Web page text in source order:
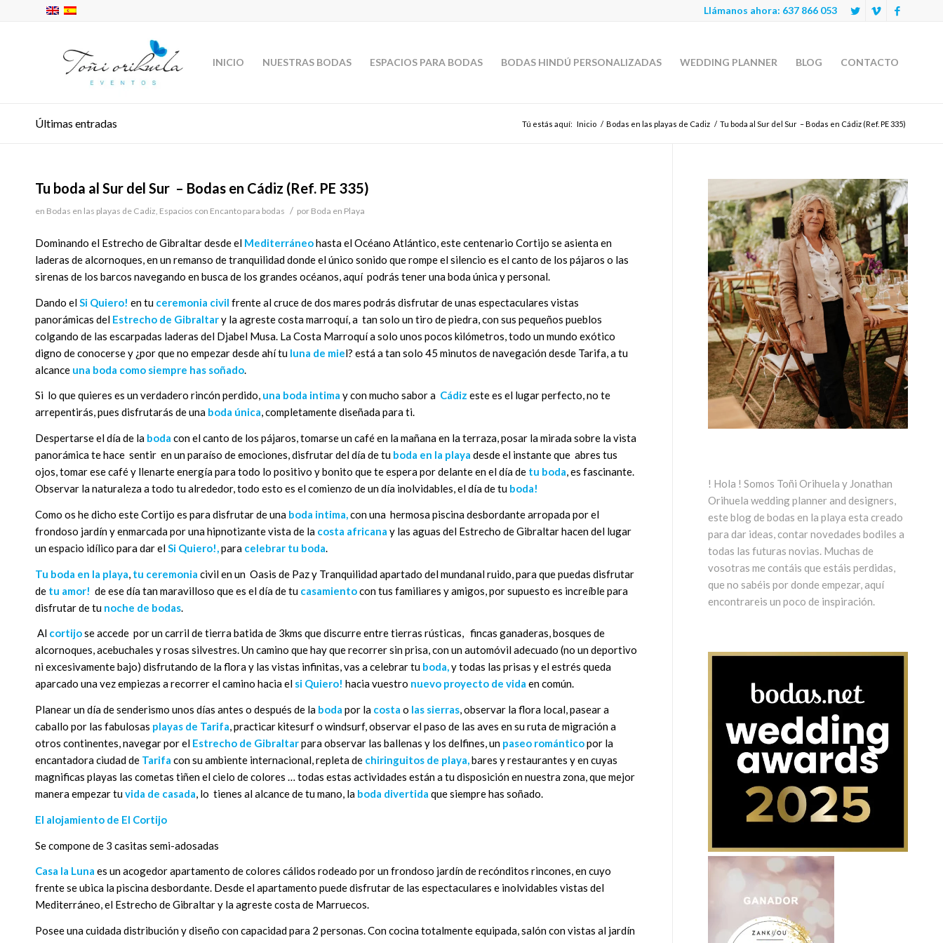
Llámanos ahora: 637 866 053
INICIO NUESTRAS BODAS ESPACIOS PARA BODAS BODAS HINDÚ PERSONALIZADAS WEDDING PLANNER BLOG CONTACTO
Últimas entradas Tú estás aquí: Inicio / Bodas en las playas de Cadiz / Tu boda al Sur del Sur – Bodas en Cádiz (Ref. PE 335)
Tu boda al Sur del Sur – Bodas en Cádiz (Ref. PE 335)
en Bodas en las playas de Cadiz, Espacios con Encanto para bodas / por Boda en Playa
Dominando el Estrecho de Gibraltar desde el Mediterráneohasta el Océano Atlántico, este centenario Cortijo se asienta en
laderas de alcornoques, en un remanso de tranquilidad donde el único sonido que rompe el silencio es el canto de los pájaros o las
sirenas de los barcos navegando en busca de los grandes océanos, aquí podrás tener una boda única y personal.
Dando el Si Quiero! en tu ceremonia civil frente al cruce de dos mares podrás disfrutar de unas espectaculares vistas
panorámicas del Estrecho de Gibraltary la agreste costa marroquí, a tan solo un tiro de piedra, con sus pequeños pueblos
colgando de las escarpadas laderas del Djabel Musa. La Costa Marroquí a solo unos pocos kilómetros, todo un mundo exótico
digno de conocerse y ¿por que no empezar desde ahí tu luna de miel? está a tan solo 45 minutos de navegación desde Tarifa, a tu
alcance una boda como siempre has soñado
Si lo que quieres es un verdadero rincón perdido, una boda intima y con mucho sabor a Cádiz este es el lugar perfecto, no te
arrepentirás, pues disfrutarás de una boda única, completamente diseñada para ti.
Despertarse el día de la boda con el canto de los pájaros, tomarse un café en la mañana en la terraza, posar la mirada sobre la vista
panorámica te hace sentir en un paraíso de emociones, disfrutar del día de tu boda en la playa desde el instante que abres tus
ojos, tomar ese café y llenarte energía para todo lo positivo y bonito que te espera por delante en el día de tu boda, es fascinante.
Observar la naturaleza a todo tu alrededor, todo esto es el comienzo de un día inolvidables, el día de tu boda!
Como os he dicho este Cortijo es para disfrutar de una boda intima,con una hermosa piscina desbordante arropada por el
frondoso jardín y enmarcada por una hipnotizante vista de la costa africana y las aguas del Estrecho de Gibraltar hacen del lugar
un espacio idílico para dar elSi Quiero!,para celebrar tu boda.
Tu boda en la playa tu ceremonia civil en un Oasis de Paz y Tranquilidad apartado del mundanal ruido, para que puedas disfrutar
de tu amor! de ese día tan maravilloso que es el día de tu casamientocon tus familiares y amigos, por supuesto es increíble para
disfrutar de tu noche de bodas
Al cortijose accede por un carril de tierra batida de 3kms que discurre entre tierras rústicas, fincas ganaderas, bosques de
alcornoques, acebuchales y rosas silvestres. Un camino que hay que recorrer sin prisa, con un automóvil adecuado (no un deportivo
ni excesivamente bajo) disfrutando de la flora y las vistas infinitas, vas a celebrar tu boda,y todas las prisas y el estrés queda
aparcado una vez empiezas a recorrer el camino hacia el si Quiero! hacia vuestro nuevo proyecto de vida en común.
Planear un día de senderismo unos días antes o después de la boda por la costa o las sierras, observar la flora local, pasear a
caballo por las fabulosas playas de Tarifa, practicar kitesurf o windsurf, observar el paso de las aves en su ruta de migración a
otros continentes, navegar por el Estrecho de Gibraltarpara observar las ballenas y los delfines, un paseo románticopor la
encantadora ciudad de Tarifa con su ambiente internacional, repleta de chiringuitos de playa,bares y restaurantes y en cuyas
magnificas playas las cometas tiñen el cielo de colores … todas estas actividades están a tu disposición en nuestra zona, que mejor
manera empezar tuvida de casada, lo tienes al alcance de tu mano, la boda divertida que siempre has soñado.
El alojamiento de El Cortijo
Se compone de 3 casitas semi-adosadas
Casa la Luna es un acogedor apartamento de colores cálidos rodeado por un frondoso jardín de recónditos rincones, en cuyo
frente se ubica la piscina desbordante. Desde el apartamento puede disfrutar de las espectaculares e inolvidables vistas del
Mediterráneo, el Estrecho de Gibraltar y la agreste costa de Marruecos.
Posee una cuidada distribución y diseño con capacidad para 2 personas. Con cocina totalmente equipada, salón con vistas al jardín
! Hola ! Somos Toñi Orihuela y Jonathan
Orihuela wedding planner and designers,
este blog de bodas en la playa esta creado
para dar ideas, contar novedades bodiles a
todas las futuras novias. Muchas de
vosotras me contáis que estáis perdidas,
que no sabéis por donde empezar, aquí
encontrareis un poco de inspiración.